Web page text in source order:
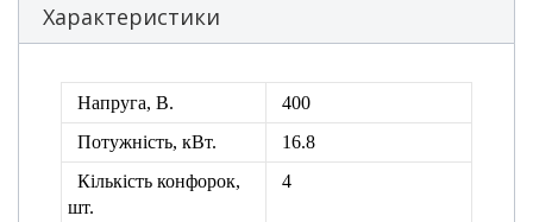
Характеристики
Напруга, В.
400
Потужність, кВт.
16.8
Кількість конфорок,
шт.
4